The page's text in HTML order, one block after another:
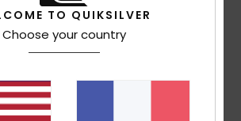
principale] 45% coton, 40% coton
recyclé
TO QUIKSILVER
Choose your country